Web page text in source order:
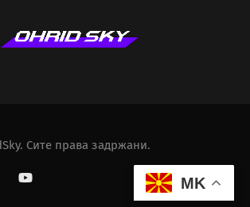
Сите права задржани.
MK